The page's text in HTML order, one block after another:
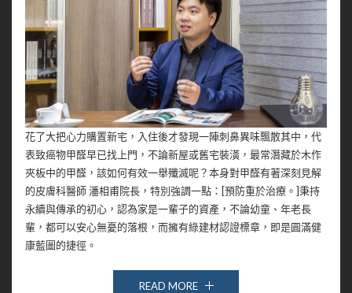
花了大把心力購置新宅，入住後才發現一陣刺鼻異味飄散其中，代
表致癌物甲醛早已找上門，不論新屋或舊宅裝潢，最常潛藏於木作
夾板中的甲醛，該如何有效一舉殲滅呢？本身對甲醛有著深刻見解
的皮膚科醫師 潘相甫院長，特別強調一點：[預防重於治療。]秉持
永續與傳承的初心，認為家是一輩子的資產，不論幼童、年老長
輩，都可以安心無憂的落根，而擁有綠建材認證標章，即是圓滿健
康藍圖的捷徑。
READ MORE